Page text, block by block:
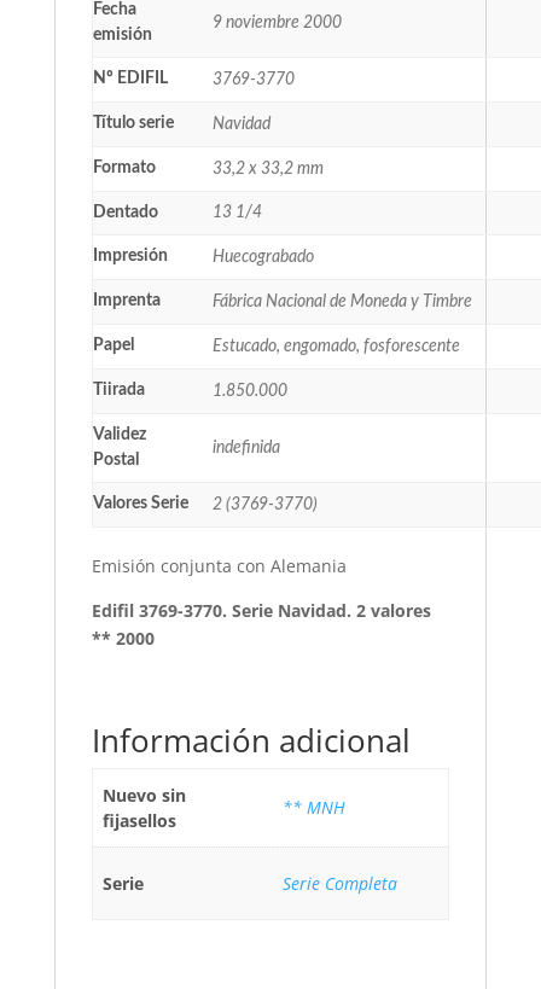
Fecha
emisión
9 noviembre 2000
Nº EDIFIL 3769-3770
Título serie Navidad
Formato 33,2 x 33,2 mm
Dentado 13 1/4
Impresión Huecograbado
Imprenta Fábrica Nacional de Moneda y Timbre
Papel Estucado, engomado, fosforescente
Tiirada 1.850.000
Validez
Postal
indefinida
Valores Serie 2 (3769-3770)
Emisión conjunta con Alemania
Edifil 3769-3770. Serie Navidad. 2 valores
** 2000
Información adicional
Nuevo sin
fijasellos
** MNH
Serie Serie Completa